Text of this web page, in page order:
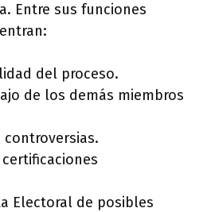
Entre sus funciones
del proceso.
de los demás miembros
controversias.
Electoral de posibles